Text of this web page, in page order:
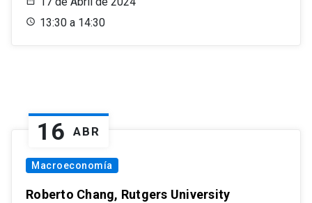
13:30 a 14:30
16 ABR
Macroeconomía
Roberto Chang, Rutgers University